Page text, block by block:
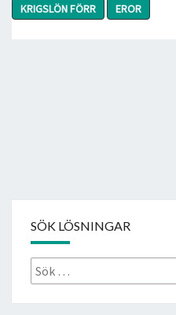
KRIGSLÖN FÖRR
EROR
SÖK LÖSNINGAR
Sök
efter: